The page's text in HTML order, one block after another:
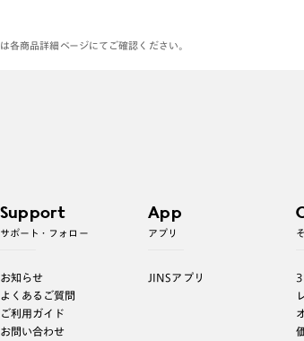
各商品詳細ページにてご確認ください。
Support
サポート・フォロー
お知らせ
よくあるご質問
ご利用ガイド
お問い合わせ
App
アプリ
JINSアプリ